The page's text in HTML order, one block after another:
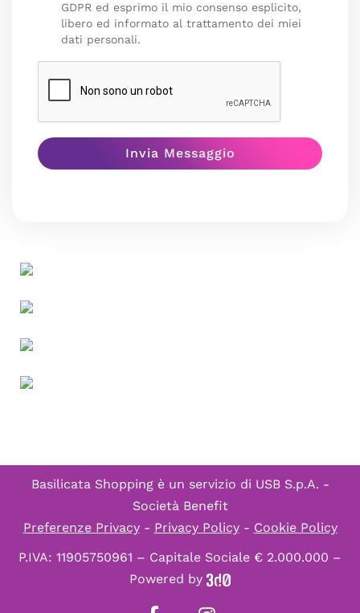
GDPR ed esprimo il mio consenso esplicito,
libero ed informato al trattamento dei miei
dati personali.
Basilicata Shopping è un servizio di USB S.p.A. -
Società Benefit
Preferenze Privacy- Privacy Policy- Cookie Policy
P.IVA: 11905750961 – Capitale Sociale € 2.000.000 –
Powered by